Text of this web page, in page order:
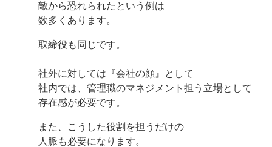
敵から恐れられたという例は
数多くあります。
取締役も同じです。
社外に対しては『会社の顔』として
社内では、管理職のマネジメント担う立場として
存在感が必要です。
また、こうした役割を担うだけの
人脈も必要になります。